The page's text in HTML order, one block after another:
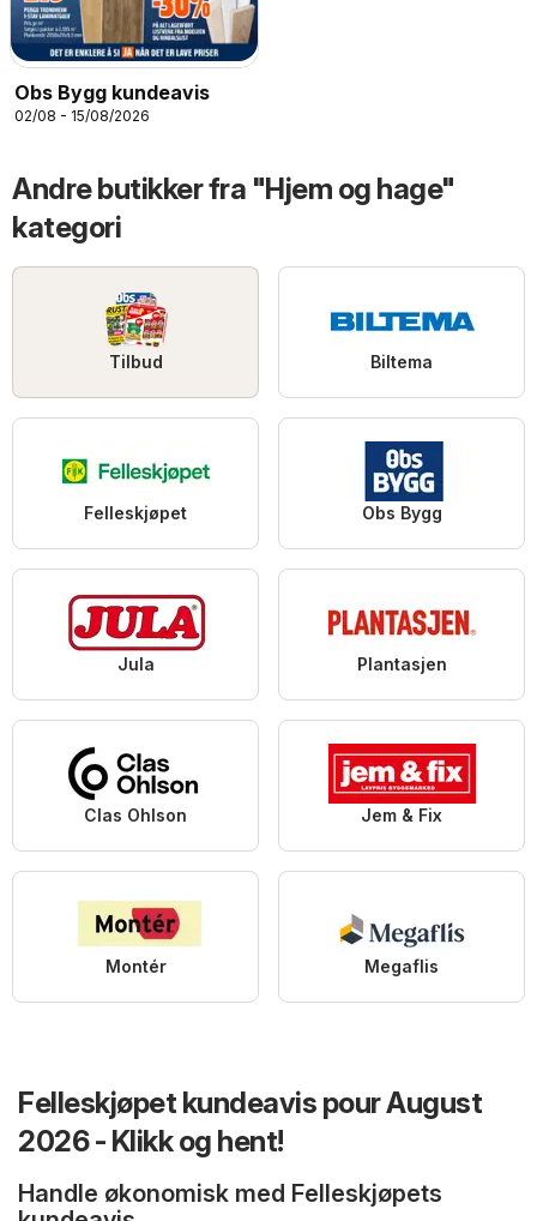
Obs Bygg kundeavis
02/08 - 15/08/2026
Andre butikker fra "Hjem og hage"
kategori
Tilbud Biltema
Felleskjøpet Obs Bygg
Jula Plantasjen
Clas Ohlson Jem & Fix
Montér Megaflis
Felleskjøpet kundeavis pour August
2026 - Klikk og hent!
Handle økonomisk med Felleskjøpets